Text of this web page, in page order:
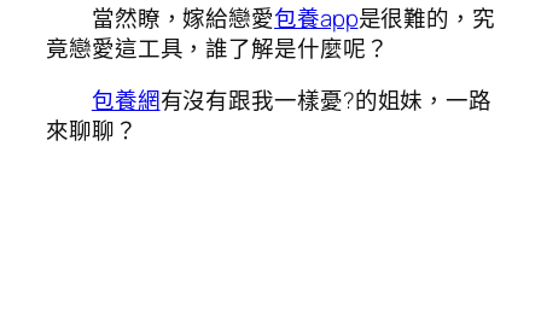
當然瞭，嫁給戀愛包養app是很難的，究
竟戀愛這工具，誰了解是什麼呢？
包養網有沒有跟我一樣憂?的姐妹，一路
來聊聊？